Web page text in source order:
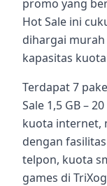
promo yang
Hot Sale ini
dihargai
kapasitas
Terdapat 7
Sale 1,5 GB –
kuota internet,
dengan
telpon, kuota
games di